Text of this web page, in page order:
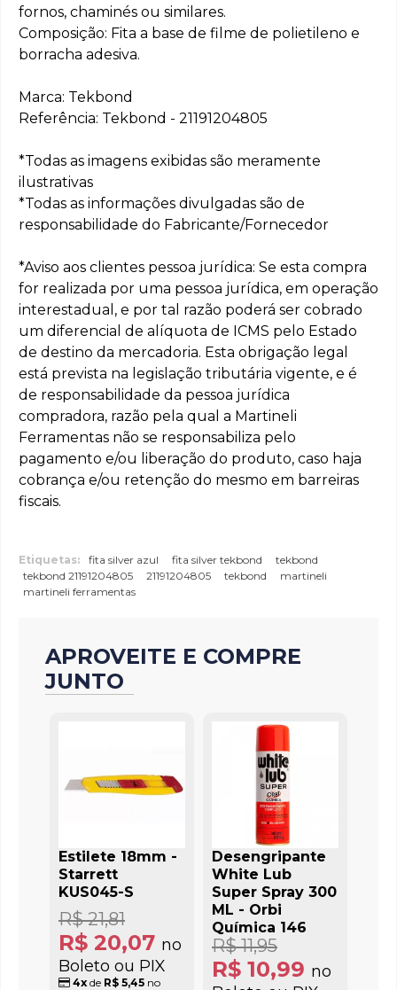
fornos, chaminés ou similares.
Composição: Fita a base de filme de polietileno e
borracha adesiva.
Marca: Tekbond
Referência: Tekbond - 21191204805
*Todas as imagens exibidas são meramente
ilustrativas
*Todas as informações divulgadas são de
responsabilidade do Fabricante/Fornecedor
*Aviso aos clientes pessoa jurídica: Se esta compra
for realizada por uma pessoa jurídica, em operação
interestadual, e por tal razão poderá ser cobrado
um diferencial de alíquota de ICMS pelo Estado
de destino da mercadoria. Esta obrigação legal
está prevista na legislação tributária vigente, e é
de responsabilidade da pessoa jurídica
compradora, razão pela qual a Martineli
Ferramentas não se responsabiliza pelo
pagamento e/ou liberação do produto, caso haja
cobrança e/ou retenção do mesmo em barreiras
fiscais.
Etiquetas: fita silver azul fita silver tekbond
tekbond
tekbond 21191204805
21191204805 tekbond
martineli
martineli ferramentas
APROVEITE E COMPRE
JUNTO
Estilete 18mm -
Starrett
KUS045-S
R$ 20,07 no
Boleto ou PIX
R$ 21,81
4x de R$ 5,45 no
Desengripante
White Lub
Super Spray 300
ML - Orbi
Química 146
R$ 10,99 no
R$ 11,95